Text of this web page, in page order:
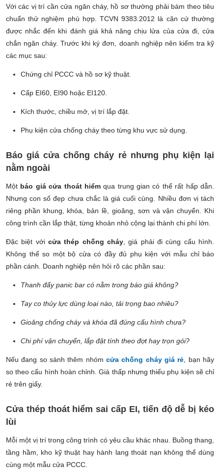
Với các vị trí cần cửa ngăn cháy, hồ sơ thường phải bám theo tiêu
chuẩn thử nghiệm phù hợp. TCVN 9383:2012 là căn cứ thường
được nhắc đến khi đánh giá khả năng chịu lửa của cửa đi, cửa
chắn ngăn cháy. Trước khi ký đơn, doanh nghiệp nên kiểm tra kỹ
các mục sau:
Chứng chỉ PCCC và hồ sơ kỹ thuật.
Cấp EI60, EI90 hoặc EI120.
Kích thước, chiều mở, vị trí lắp đặt.
Phụ kiện cửa chống cháy theo từng khu vực sử dụng.
Báo giá cửa chống cháy rẻ nhưng phụ kiện lại
nằm ngoài
Một báo giá cửa thoát hiểmqua trung gian có thể rất hấp dẫn.
Nhưng con số đẹp chưa chắc là giá cuối cùng. Nhiều đơn vị tách
riêng phần khung, khóa, bản lề, gioăng, sơn và vận chuyển. Khi
công trình cần lắp thật, từng khoản nhỏ cộng lại thành chi phí lớn.
Đặc biệt với cửa thép chống cháy , giá phải đi cùng cấu hình.
Không thể so một bộ cửa có đầy đủ phụ kiện với mẫu chỉ báo
phần cánh. Doanh nghiệp nên hỏi rõ các phần sau:
Thanh đẩy panic bar có nằm trong báo giá không?
Tay co thủy lực dùng loại nào, tải trọng bao nhiêu?
Gioăng chống cháy và khóa đã đúng cấu hình chưa?
Chi phí vận chuyển, lắp đặt tính theo đợt hay trọn gói?
Nếu đang so sánh thêm nhóm cửa chống cháy giá rẻ , bạn hãy
so theo cấu hình hoàn chỉnh. Giá thấp nhưng thiếu phụ kiện sẽ chỉ
rẻ trên giấy.
Cửa thép thoát hiểm sai cấp EI, tiến độ dễ bị kéo
lùi
Mỗi một vị trí trong công trình có yêu cầu khác nhau. Buồng thang,
tầng hầm, kho kỹ thuật hay hành lang thoát nạn không thể dùng
cùng một mẫu cửa PCCC.